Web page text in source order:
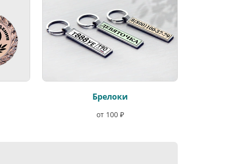
Брелоки
от 100 ₽